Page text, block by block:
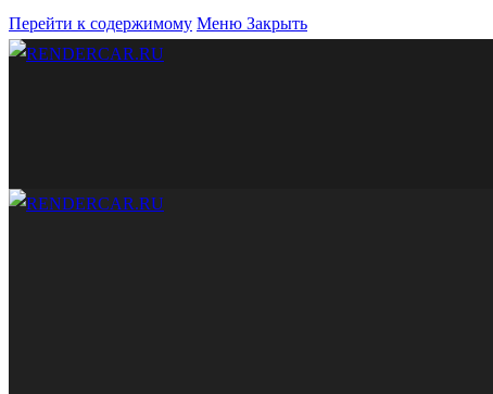
Перейти к содержимому Меню Закрыть